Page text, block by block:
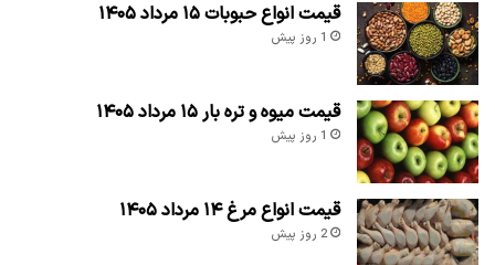
قیمت انواع حبوبات ۱۵ مرداد ۱۴۰۵
1 روز پیش
قیمت میوه و تره بار ۱۵ مرداد ۱۴۰۵
1 روز پیش
قیمت انواع مرغ ۱۴ مرداد ۱۴۰۵
2 روز پیش